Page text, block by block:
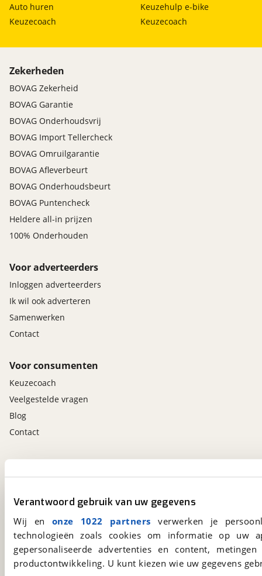
Verantwoord gebruik van uw gegevens
Wij en onze 1022 partners verwerken je
technologieën zoals cookies om informatie op
gepersonaliseerde advertenties en content,
productontwikkeling. U kunt kiezen wie uw gegevens
Auto huren
Keuzecoach
Keuzehulp e-bike
Keuzecoach
Zekerheden
BOVAG Zekerheid
BOVAG Garantie
BOVAG Onderhoudsvrij
BOVAG Import Tellercheck
BOVAG Omruilgarantie
BOVAG Afleverbeurt
BOVAG Onderhoudsbeurt
BOVAG Puntencheck
Heldere all-in prijzen
100% Onderhouden
Voor adverteerders
Inloggen adverteerders
Ik wil ook adverteren
Samenwerken
Contact
Voor consumenten
Keuzecoach
Veelgestelde vragen
Blog
Contact
viaBOVAG.nl
Kosterijland
3981 AJBunnik
Download 'm nu.